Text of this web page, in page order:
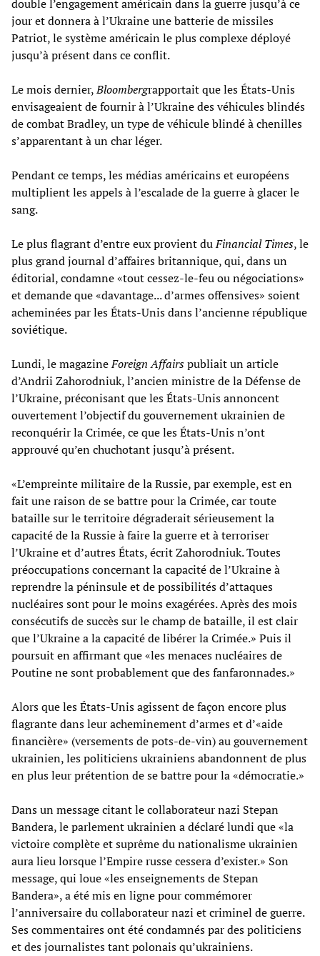
double l’engagement américain dans la guerre jusqu’à ce
jour et donnera à l’Ukraine une batterie de missiles
Patriot, le système américain le plus complexe déployé
jusqu’à présent dans ce conflit.
Le mois dernier,Bloombergrapportait que les États-Unis
envisageaient de fournir à l’Ukraine des véhicules blindés
de combat Bradley, un type de véhicule blindé à chenilles
s’apparentant à un char léger.
Pendant ce temps, les médias américains et européens
multiplient les appels à l’escalade de la guerre à glacer le
sang.
Le plus flagrant d’entre eux provient duFinancial Times, le
plus grand journal d’affaires britannique, qui, dans un
éditorial, condamne «tout cessez-le-feu ou négociations»
et demande que «davantage... d’armes offensives» soient
acheminées par les États-Unis dans l’ancienne république
soviétique.
Lundi, le magazineForeign Affairspubliait un article
d’Andrii Zahorodniuk, l’ancien ministre de la Défense de
l’Ukraine, préconisant que les États-Unis annoncent
ouvertement l’objectif du gouvernement ukrainien de
reconquérir la Crimée, ce que les États-Unis n’ont
approuvé qu’en chuchotant jusqu’à présent.
«L’empreinte militaire de la Russie, par exemple, est en
fait une raison de se battre pour la Crimée, car toute
bataille sur le territoire dégraderait sérieusement la
capacité de la Russie à faire la guerre et à terroriser
l’Ukraine et d’autres États, écrit Zahorodniuk. Toutes
préoccupations concernant la capacité de l’Ukraine à
reprendre la péninsule et de possibilités d’attaques
nucléaires sont pour le moins exagérées. Après des mois
consécutifs de succès sur le champ de bataille, il est clair
que l’Ukraine a la capacité de libérer la Crimée.» Puis il
poursuit en affirmant que «les menaces nucléaires de
Poutine ne sont probablement que des fanfaronnades.»
Alors que les États-Unis agissent de façon encore plus
flagrante dans leur acheminement d’armes et d’«aide
financière» (versements de pots-de-vin) au gouvernement
ukrainien, les politiciens ukrainiens abandonnent de plus
en plus leur prétention de se battre pour la «démocratie.»
Dans un message citant le collaborateur nazi Stepan
Bandera, le parlement ukrainien a déclaré lundi que «la
victoire complète et suprême du nationalisme ukrainien
aura lieu lorsque l’Empire russe cessera d’exister.» Son
message, qui loue «les enseignements de Stepan
Bandera», a été mis en ligne pour commémorer
l’anniversaire du collaborateur nazi et criminel de guerre.
Ses commentaires ont été condamnés par des politiciens
et des journalistes tant polonais qu’ukrainiens.